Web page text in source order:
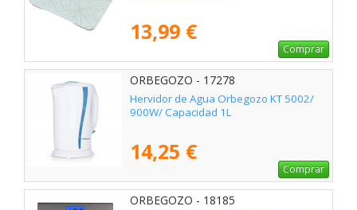
13,99 €
Comprar
ORBEGOZO - 17278
Hervidor de Agua Orbegozo KT 5002/
900W/ Capacidad 1L
14,25 €
Comprar
ORBEGOZO - 18185